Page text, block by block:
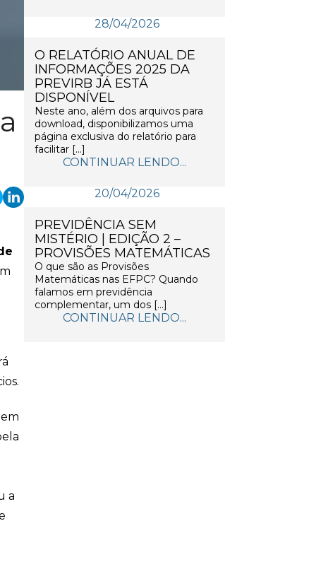
a
28/04/2026
O RELATÓRIO ANUAL DE
INFORMAÇÕES 2025 DA
PREVIRB JÁ ESTÁ
DISPONÍVEL
Neste ano, além dos arquivos para
download, disponibilizamos uma
página exclusiva do relatório para
facilitar […]
CONTINUAR LENDO...
20/04/2026
PREVIDÊNCIA SEM
MISTÉRIO | EDIÇÃO 2 –
PROVISÕES MATEMÁTICAS
O que são as Provisões
Matemáticas nas EFPC? Quando
falamos em previdência
complementar, um dos […]
CONTINUAR LENDO...